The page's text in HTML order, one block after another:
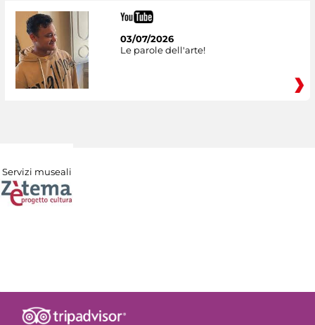
03/07/2026
Le parole dell'arte!
Servizi museali